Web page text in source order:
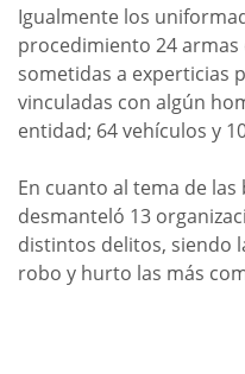
Igualmente los
procedimiento 24 armas
sometidas a experticias
vinculadas con algún
entidad; 64 vehículos y
En cuanto al tema de las
desmanteló 13
distintos delitos, siendo
robo y hurto las más